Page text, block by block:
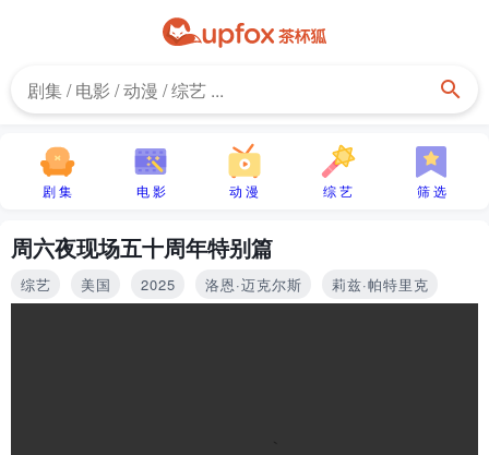
剧 集 电 影 动 漫 综 艺 筛 选
周六夜现场五十周年特别篇
综艺 美国 2025 洛恩·迈克尔斯 莉兹·帕特里克